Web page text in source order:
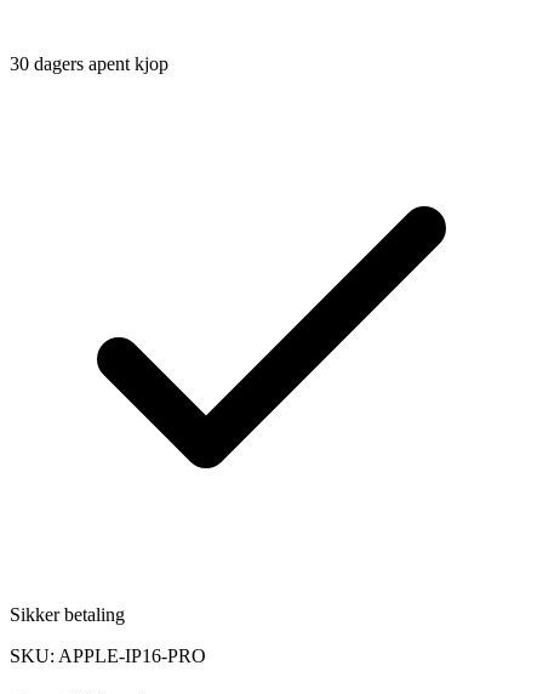
30 dagers apent kjop
Sikker betaling
SKU: APPLE-IP16-PRO